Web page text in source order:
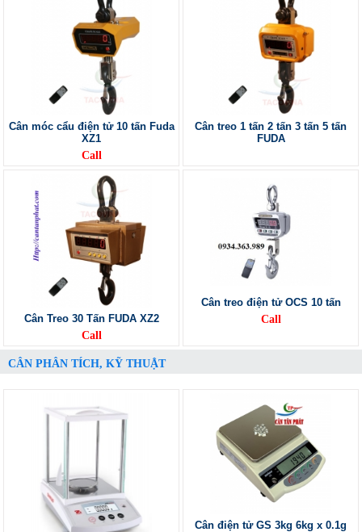
Cân móc cẩu điện tử 10 tấn Fuda
XZ1
Call
Cân treo 1 tấn 2 tấn 3 tấn 5 tấn
FUDA
Cân Treo 30 Tấn FUDA XZ2
Call
Cân treo điện tử OCS 10 tấn
Call
CÂN PHÂN TÍCH, KỸ THUẬT
Cân điện tử GS 3kg 6kg x 0.1g